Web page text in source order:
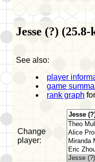
Jesse (?)
See also:
player
game
rank graph
Change
player: